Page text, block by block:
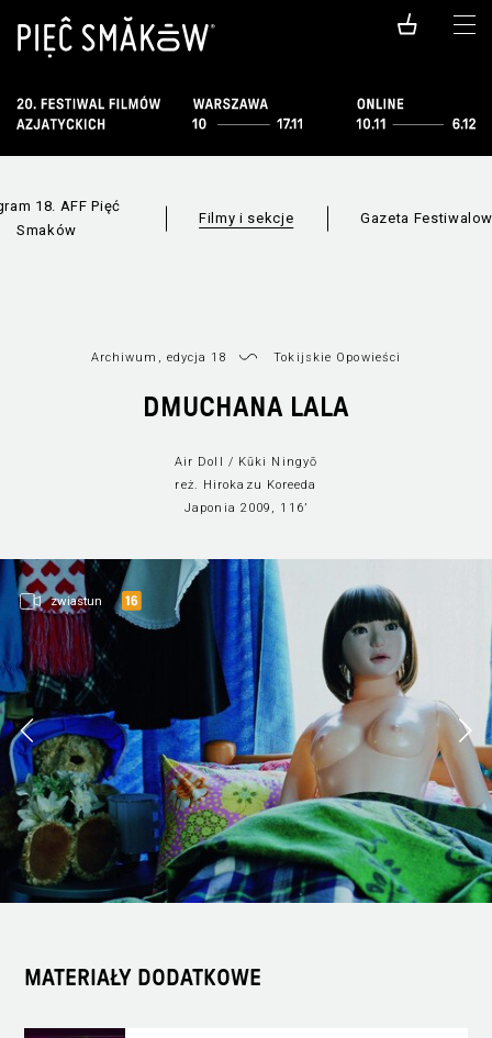
18. AFF Pięć
Smaków
Filmy i sekcje
Wszystkie sekcje Lista filmów
Gazeta
Archiwum, edycja 18 Tokijskie Opowieści
DMUCHANA LALA
Air Doll / Kūki Ningyō
reż. Hirokazu Koreeda
Japonia 2009, 116’
zwiastun
MATERIAŁY DODATKOWE